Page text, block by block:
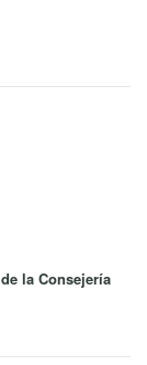
la Consejería